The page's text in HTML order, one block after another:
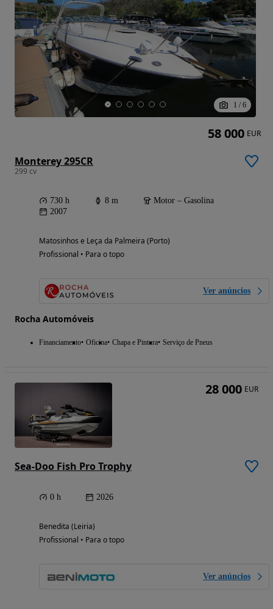
1 / 6
Monterey 295CR
299 cv
730 h 8 m
Motor – Gasolina
2007
Matosinhos e Leça da Palmeira (Porto)
Profissional • Para o topo
Ver anúncios
Rocha Automóveis
Financiamento Oficina Chapa e Pintura Serviço de Pneus
58 000 EUR
Sea-Doo Fish Pro Trophy
0 h 2026
Benedita (Leiria)
Profissional • Para o topo
Ver anúncios
28 000 EUR